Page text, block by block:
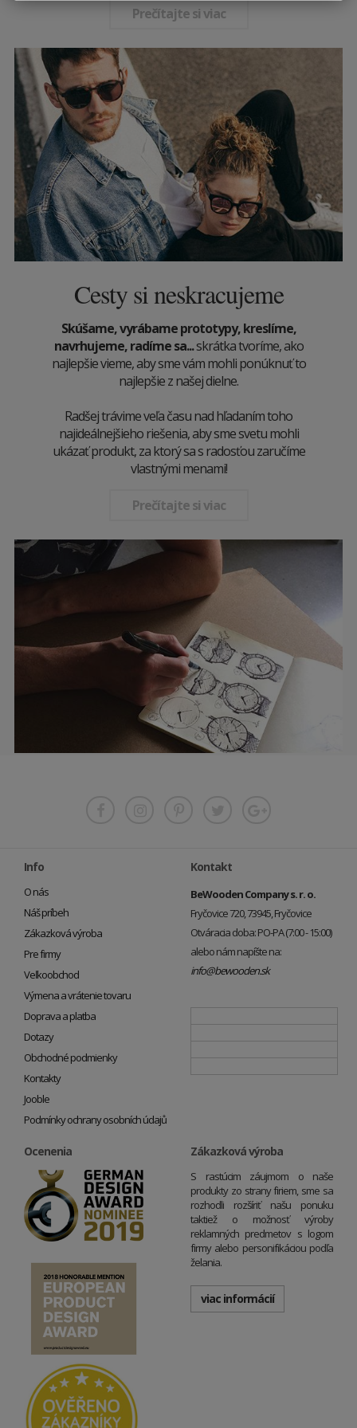
Prečítajte si viac
Cesty si neskracujeme
Skúšame, vyrábame prototypy, kreslíme,
navrhujeme, radíme sa...skrátka tvoríme, ako
najlepšie vieme, aby sme vám mohli ponúknuť to
najlepšie z našej dielne.
Radšej trávime veľa času nad hľadaním toho
najideálnejšieho riešenia, aby sme svetu mohli
ukázať produkt, za ktorý sa s radosťou zaručíme
vlastnými menami!
Prečítajte si viac
Info
O nás
Náš príbeh
Zákazková výroba
Pre firmy
Veľkoobchod
Výmena a vrátenie tovaru
Doprava a platba
Dotazy
Obchodné podmienky
Kontakty
Jooble
Podmínky ochrany osobních údajů
Kontakt
BeWooden Company s. r. o.
Fryčovice 720, 73945, Fryčovice
Otváracia doba: PO-PA (7:00 - 15:00)
alebo nám napíšte na:
info@bewooden.sk
Ocenenia Zákazková výroba
S rastúcim záujmom o naše
produkty zo strany firiem, sme sa
rozhodli rozšíriť našu ponuku
taktiež o možnosť výroby
reklamných predmetov s logom
firmy alebo personifikáciou podľa
želania.
viac informácií